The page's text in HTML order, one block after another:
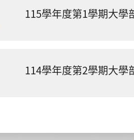
115學年度第1學期大學
114學年度第2學期大學